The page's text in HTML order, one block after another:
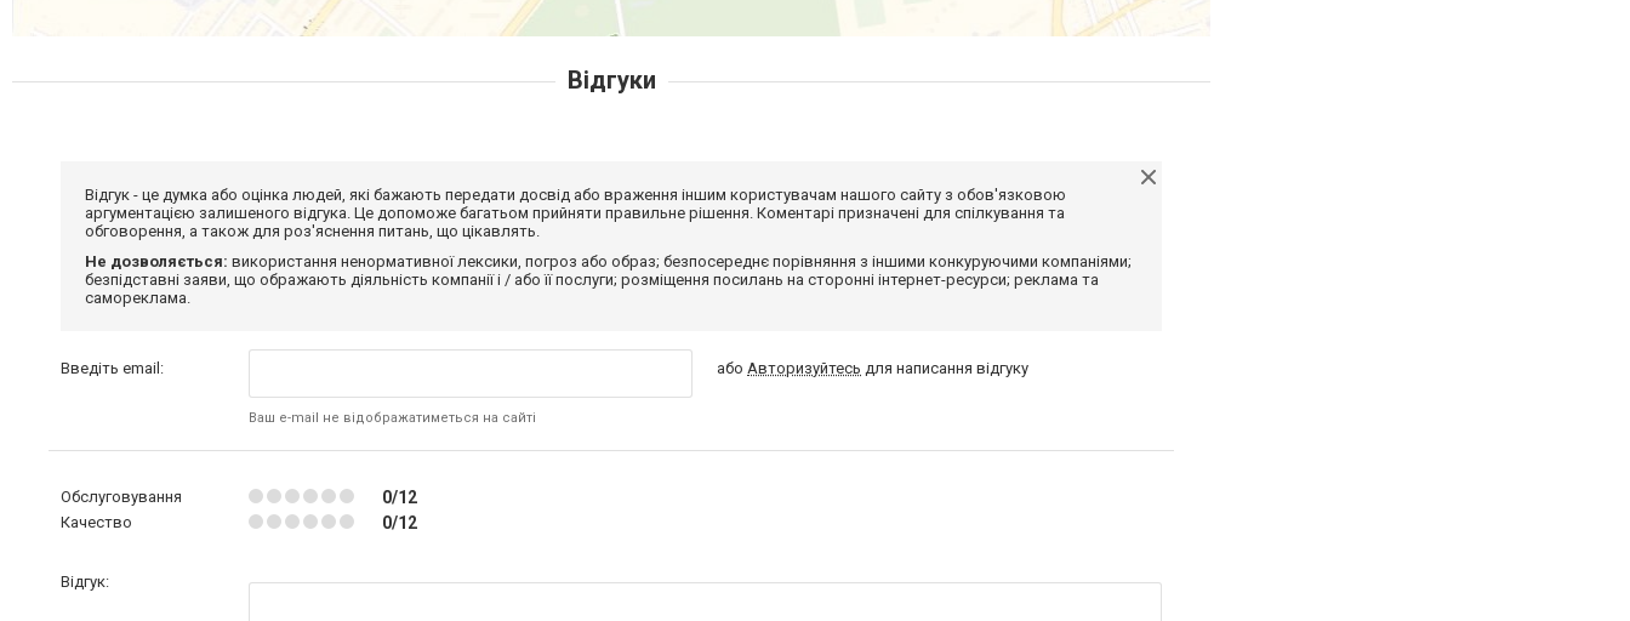
Відгуки
Відгук - це думка або оцінка людей, які бажають передати досвід або враження іншим користувачам нашого сайту з обов'язковою
аргументацією залишеного відгука. Це допоможе багатьом прийняти правильне рішення. Коментарі призначені для спілкування та
обговорення, а також для роз'яснення питань, що цікавлять.
Не дозволяється: використання ненормативної лексики, погроз або образ; безпосереднє порівняння з іншими конкуруючими компаніями;
безпідставні заяви, що ображають діяльність компанії і / або її послуги; розміщення посилань на сторонні інтернет-ресурси; реклама та
самореклама.
Введіть email:
Ваш e-mail не відображатиметься на сайті
або Авторизуйтесь для написання відгуку
Обслуговування 0/12
Качество 0/12
Відгук: